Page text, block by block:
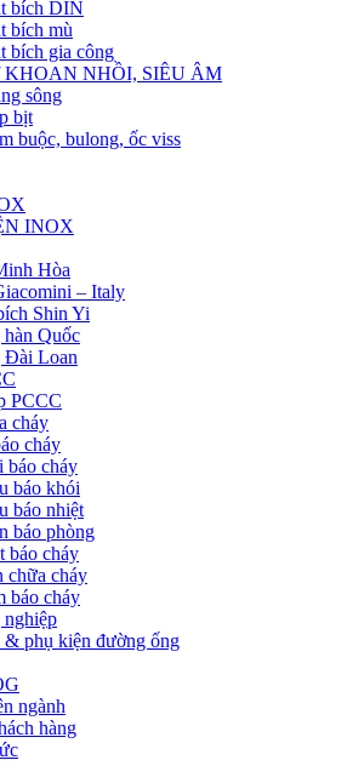
bích DIN
bích mù
bích gia công
NHỒI, SIÊU ÂM
sông
bịt
buộc, bulong, ốc viss
INOX
Hòa
– Italy
Shin Yi
hàn Quốc
Đài Loan
PCCC
cháy
cháy
báo cháy
báo khói
báo nhiệt
báo phòng
báo cháy
chữa cháy
báo cháy
nghiệp
phụ kiện đường ống
ngành
hàng